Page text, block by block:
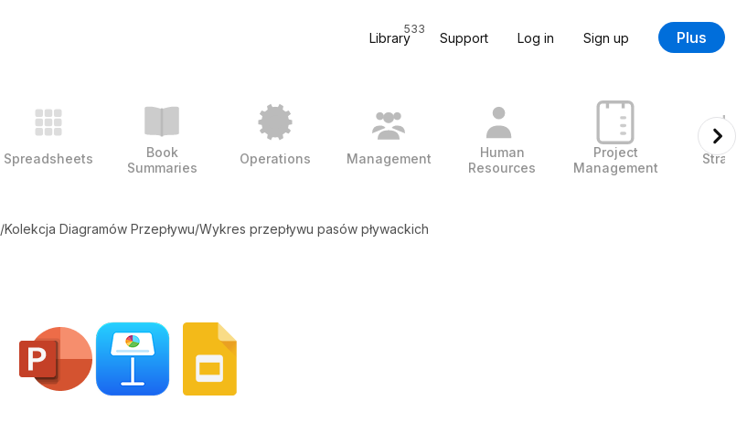
Library
533
Support Log in Sign up Plus
Spreadsheets
Book
Summaries
Operations Management
Human
Resources
Project
Management
/Kolekcja Diagramów Przepływu/Wykres przepływu pasów pływackich